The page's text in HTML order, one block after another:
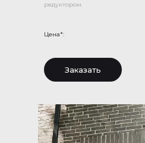
Цена*:
редуктором.
Заказать